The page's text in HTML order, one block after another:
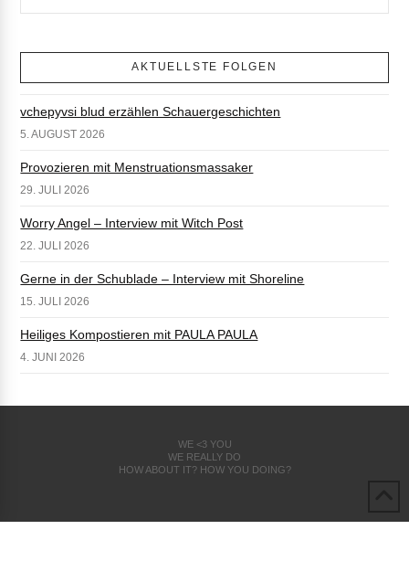
AKTUELLSTE FOLGEN
vchepyvsi blud erzählen Schauergeschichten
5. AUGUST 2026
Provozieren mit Menstruationsmassaker
29. JULI 2026
Worry Angel – Interview mit Witch Post
22. JULI 2026
Gerne in der Schublade – Interview mit Shoreline
15. JULI 2026
Heiliges Kompostieren mit PAULA PAULA
4. JUNI 2026
WE <3 YOU
WE REALLY DO
HOW ABOUT IT? HOW YOU DOING?